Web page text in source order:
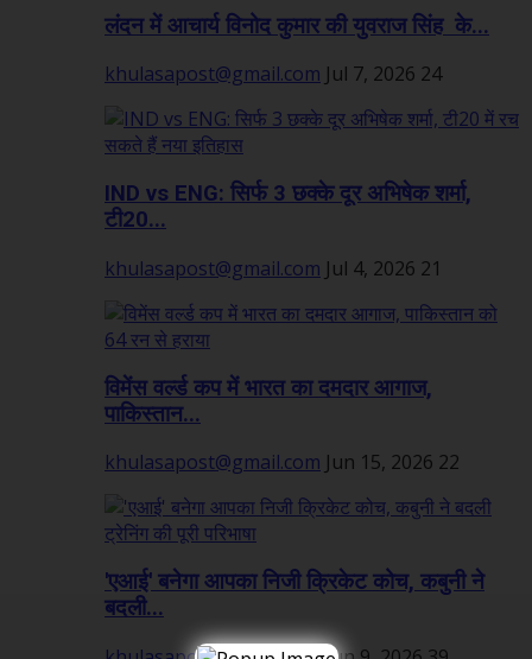
लंदन में आचार्य विनोद कुमार की युवराज सिंह के...
khulasapost@gmail.com Jul 7, 2026 24
IND vs ENG: सिर्फ 3 छक्के दूर अभिषेक शर्मा,
टी20...
khulasapost@gmail.com Jul 4, 2026 21
विमेंस वर्ल्ड कप में भारत का दमदार आगाज,
पाकिस्तान...
khulasapost@gmail.com Jun 15, 2026 22
'एआई' बनेगा आपका निजी क्रिकेट कोच, कबुनी ने
बदली...